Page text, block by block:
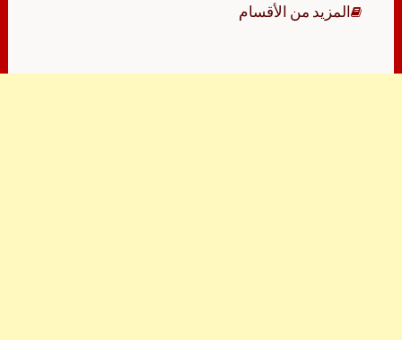
المزيد من الأقسام